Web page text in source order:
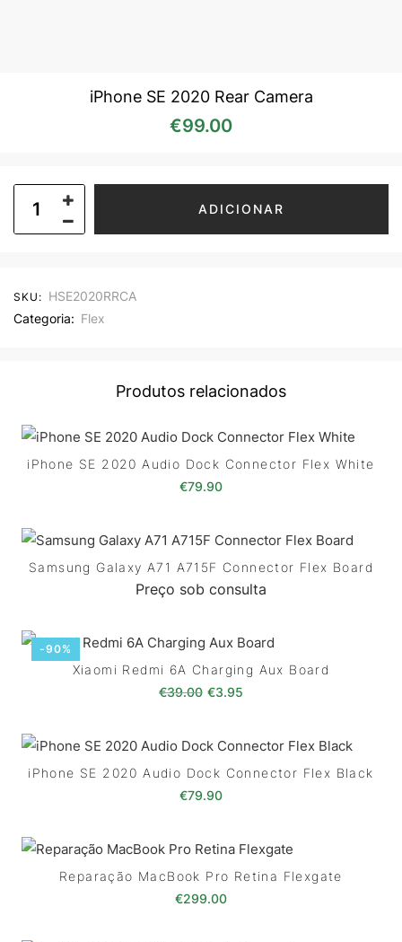
iPhone SE 2020 Rear Camera
€99.00
ADICIONAR
SKU: HSE2020RRCA
Categoria: Flex
Produtos relacionados
iPhone SE 2020 Audio Dock Connector Flex White
€79.90
Samsung Galaxy A71 A715F Connector Flex Board
Preço sob consulta
-90%
Xiaomi Redmi 6A Charging Aux Board
€39.00 O preço original era: €39.00.
€3.95
iPhone SE 2020 Audio Dock Connector Flex Black
€79.90
Reparação MacBook Pro Retina Flexgate
€299.00